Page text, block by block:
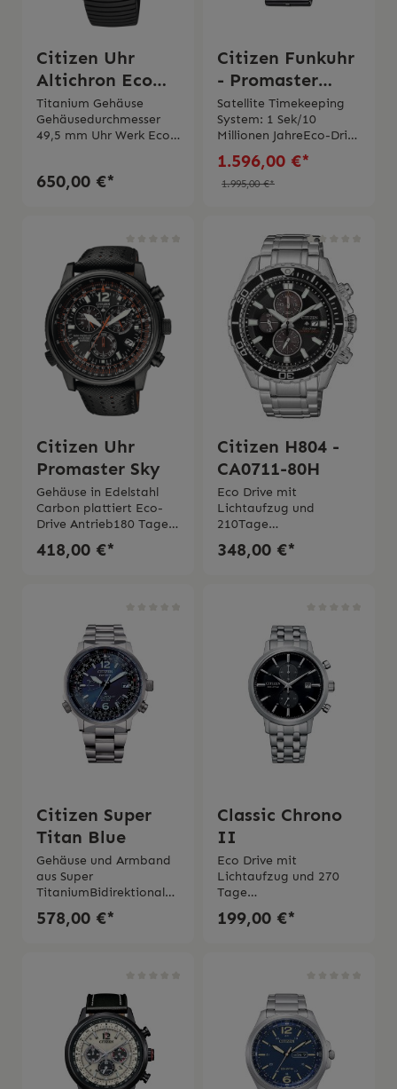
Citizen Uhr
Altichron Eco
Drive Super
Titan
Titanium Gehäuse
Gehäusedurchmesser
49,5 mm Uhr Werk Eco
Energiereserveanzeige
ab -300 mt bis +10.000
mt. Elektronischer
KompassUhrenarmband
aus “liquiq
rubber”Wasserdichtigke
it 20 bar2 Jahre
Garantie Die Uhr wird
mit originaler Schachtel
– 2 Jahren Garantie und
originaler
Bedienungsanleitung
650,00 €*
Citizen Funkuhr
- Promaster
SATELLITE
WAVE
Satellite Timekeeping
System: 1 Sek/10
Millionen JahreEco-Drive
Antrieb, Gangreserve:
12 MonateOrtszeit für
26 Städte
Gehäuse Carbon
beschichtet (Full-Metal-
Case)Entspiegeltes
SaphirglasPU Armband
mit Titan
ElementenSicherheitssc
hließeWasserdichtigkeit
20 bar 2 Jahre
GarantieInklusive
Originaler Schachtel und
Bedienungsanleitung
1.596,00 €*
1.995,00 €*
Citizen Uhr
Promaster Sky
Gehäuse in Edelstahl
Carbon plattiert Eco-
Drive Antrieb180 Tage
GangreserveSaphirglasL
ederarmband Wasserdi
Bedienungsanleitung
geliefert
418,00 €*
Citizen H804 -
CA0711-80H
Eco Drive mit
Lichtaufzug und
210Tage
GangreserveGehäuse in
EdelstahlGehäusegröße
Garantie Originaler
Schachtel und
Bedienungsanleitung
348,00 €*
Citizen Super
Titan Blue
Gehäuse und Armband
aus Super
TitaniumBidirektional
drehbare Lünette
(durch Krone bei 8 Uhr)
funkgesteuert. 2 Jahre
Gangreserve.5-Kanal-
Funksteuerung Weltzeit
mit der Zeit in 26
Städten der WeltEwiger
KalenderAutomatische
578,00 €*
Classic Chrono
II
Eco Drive mit
Lichtaufzug und 270
Tage
GangreserveChronogra
ph mit 1/5-Sekunde bis
verschraubtem
Boden StahlarmbandW
asserdichtigkeit 10
barGehäusedurchmesse
r 42 mm2 Jahre
Garantie Die Uhr wird
199,00 €*